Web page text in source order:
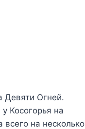
Девяти Огней.
Косогорья на
всего на несколько